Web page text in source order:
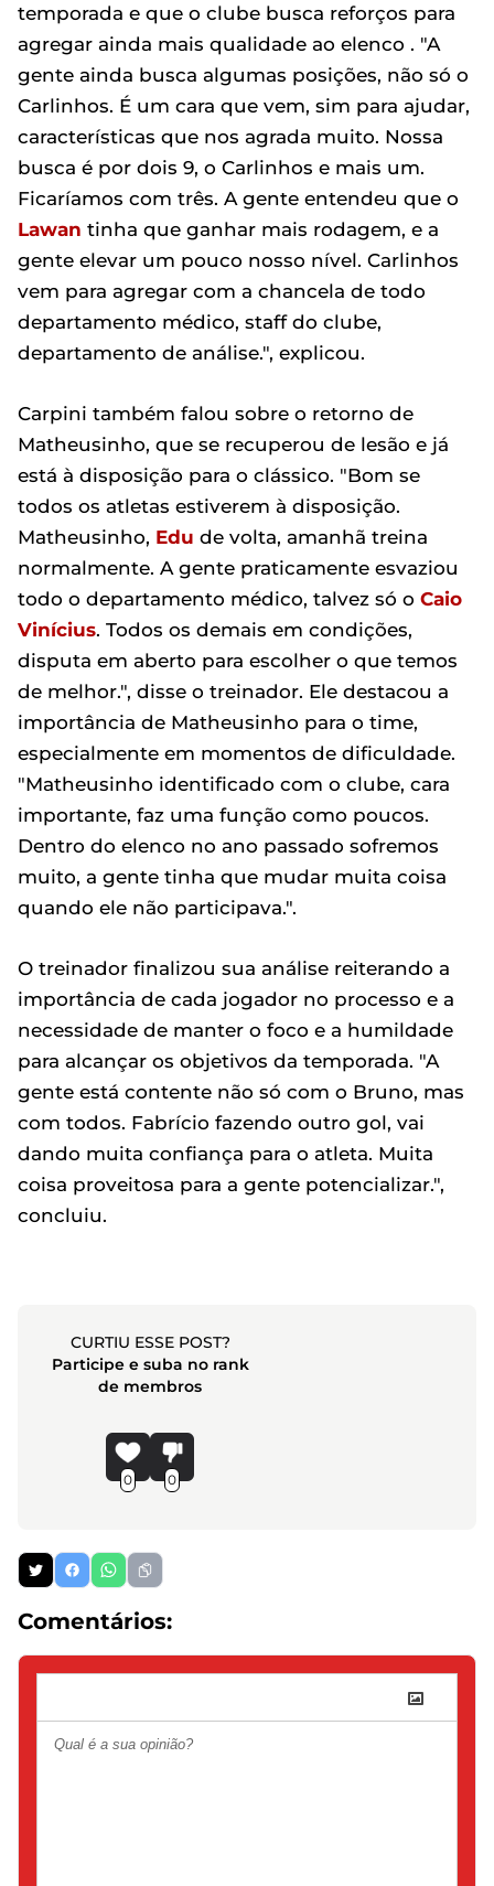
temporada e que o clube busca reforços para
agregar ainda mais qualidade ao elenco . "A
gente ainda busca algumas posições, não só o
Carlinhos. É um cara que vem, sim para ajudar,
características que nos agrada muito. Nossa
busca é por dois 9, o Carlinhos e mais um.
Ficaríamos com três. A gente entendeu que o
Lawan tinha que ganhar mais rodagem, e a
gente elevar um pouco nosso nível. Carlinhos
vem para agregar com a chancela de todo
departamento médico, staff do clube,
departamento de análise.", explicou.
Carpini também falou sobre o retorno de
Matheusinho, que se recuperou de lesão e já
está à disposição para o clássico. "Bom se
todos os atletas estiverem à disposição.
Matheusinho, Edu de volta, amanhã treina
normalmente. A gente praticamente esvaziou
todo o departamento médico, talvez só o Caio
Vinícius. Todos os demais em condições,
disputa em aberto para escolher o que temos
de melhor.", disse o treinador. Ele destacou a
importância de Matheusinho para o time,
especialmente em momentos de dificuldade.
"Matheusinho identificado com o clube, cara
importante, faz uma função como poucos.
Dentro do elenco no ano passado sofremos
muito, a gente tinha que mudar muita coisa
quando ele não participava.".
O treinador finalizou sua análise reiterando a
importância de cada jogador no processo e a
necessidade de manter o foco e a humildade
para alcançar os objetivos da temporada. "A
gente está contente não só com o Bruno, mas
com todos. Fabrício fazendo outro gol, vai
dando muita confiança para o atleta. Muita
coisa proveitosa para a gente potencializar.",
concluiu.
CURTIU ESSE POST?
Participe e suba no rank
de membros
0 0
Comentários: